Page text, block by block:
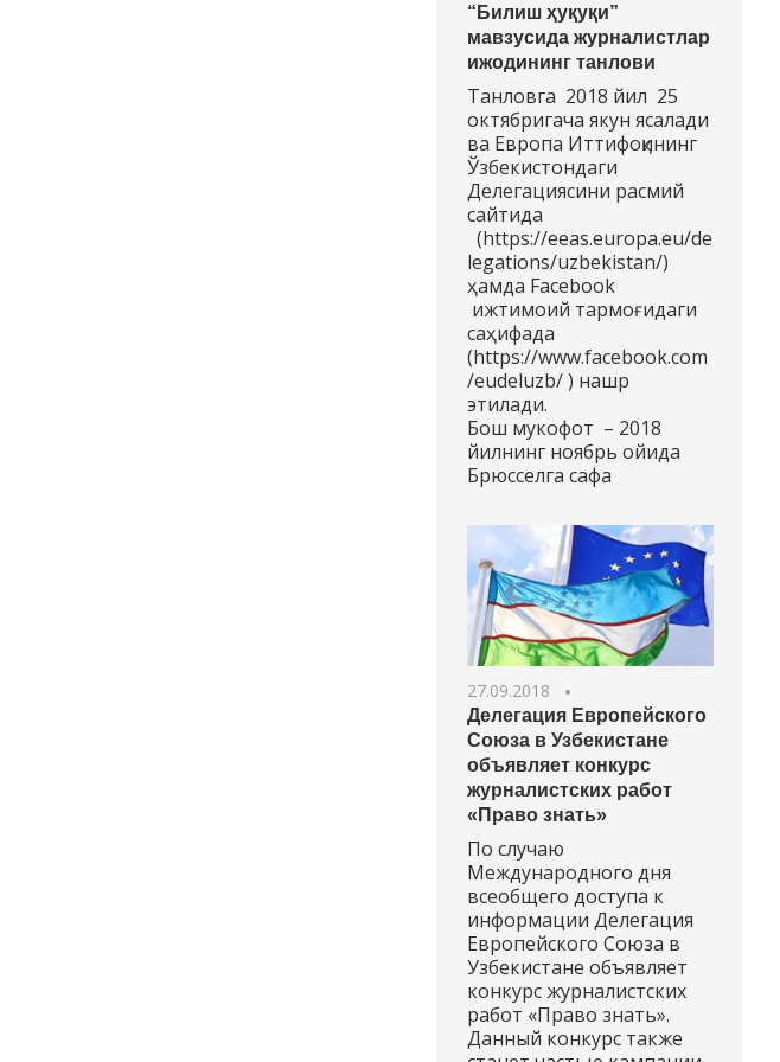
“Билиш ҳуқуқи”
мавзусида журналистлар
ижодининг танлови
Танловга 2018 йил 25
октябригача якун ясалади
ва Европа Иттифоқининг
Ўзбекистондаги
Делегациясини расмий
сайтида
(https://eeas.europa.eu/de
legations/uzbekistan/)
ҳамда Facebook
ижтимоий тармоғидаги
саҳифада
(https://www.facebook.com
/eudeluzb/ ) нашр
этилади.
Бош мукофот – 2018
йилнинг ноябрь ойида
Брюсселга сафа
27.09.2018
Делегация Европейского
Союза в Узбекистане
объявляет конкурс
журналистских работ
«Право знать»
По случаю
Международного дня
всеобщего доступа к
информации Делегация
Европейского Союза в
Узбекистане объявляет
конкурс журналистских
работ «Право знать».
Данный конкурс также